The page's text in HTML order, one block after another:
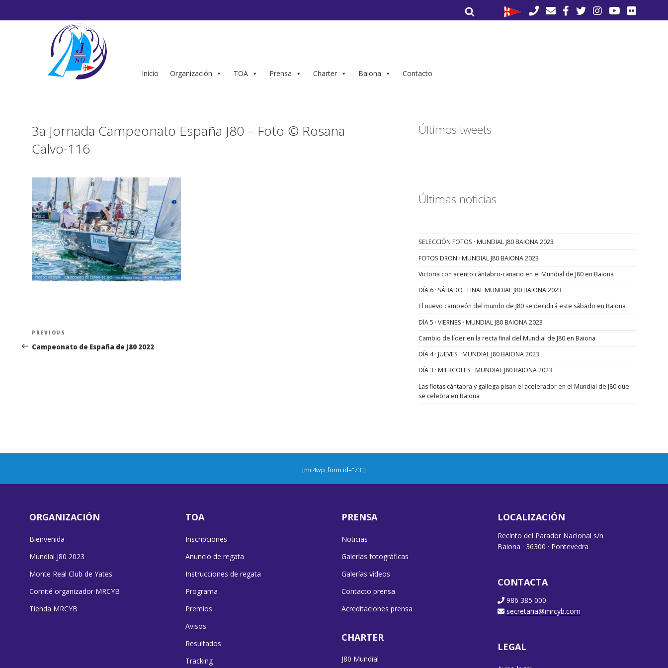
por:
Inicio Organización TOA Prensa Charter Baiona Contacto
3a Jornada Campeonato España J80 – Foto © Rosana
Calvo-116
Navegación
de
Previous
Post
PREVIOUS
Campeonato de España de J80 2022
Últimos tweets
Últimas noticias
SELECCIÓN FOTOS · MUNDIAL J80 BAIONA 2023
FOTOS DRON · MUNDIAL J80 BAIONA 2023
Victoria con acento cántabro-canario en el Mundial de J80 en Baiona
DÍA 6 · SÁBADO · FINAL MUNDIAL J80 BAIONA 2023
El nuevo campeón del mundo de J80 se decidirá este sábado en Baiona
DÍA 5 · VIERNES · MUNDIAL J80 BAIONA 2023
Cambio de líder en la recta final del Mundial de J80 en Baiona
DÍA 4 · JUEVES · MUNDIAL J80 BAIONA 2023
DÍA 3 · MIERCOLES · MUNDIAL J80 BAIONA 2023
Las flotas cántabra y gallega pisan el acelerador en el Mundial de J80 que
se celebra en Baiona
[mc4wp_form id="73"]
ORGANIZACIÓN
Bienvenida
Mundial J80 2023
Monte Real Club de Yates
Comité organizador MRCYB
Tienda MRCYB
TOA
Inscripciones
Anuncio de regata
Instrucciones de regata
Programa
Premios
Avisos
Resultados
Tracking
PRENSA
Noticias
Galerías fotográficas
Galerías vídeos
Contacto prensa
Acreditaciones prensa
CHARTER
J80 Mundial
LOCALIZACIÓN
Recinto del Parador Nacional s/n
Baiona · 36300 · Pontevedra
CONTACTA
986 385 000
secretaria@mrcyb.com
LEGAL